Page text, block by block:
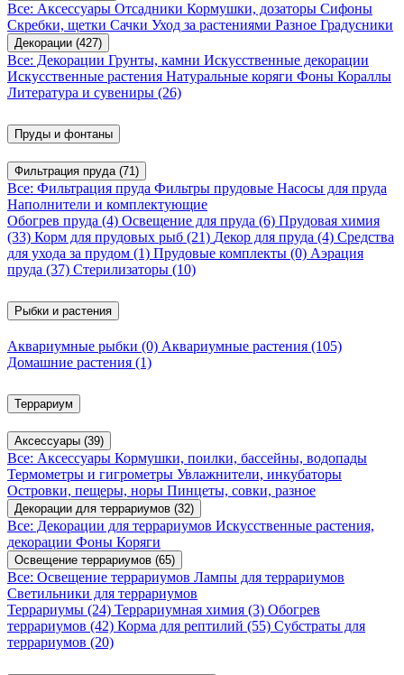
Все: Аксессуары Отсадники Кормушки, дозаторы Сифоны
Скребки, щетки Сачки Уход за растениями Разное Градусники
Декорации (427)
Все: Декорации Грунты, камни Искусственные декорации
Искусственные растения Натуральные коряги Фоны Кораллы
Литература и сувениры (26)
Пруды и фонтаны
Фильтрация пруда (71)
Все: Фильтрация пруда Фильтры прудовые Насосы для пруда
Наполнители и комплектующие
Обогрев пруда (4) Освещение для пруда (6) Прудовая химия
(33) Корм для прудовых рыб (21) Декор для пруда (4) Средства
для ухода за прудом (1) Прудовые комплекты (0) Аэрация
пруда (37) Стерилизаторы (10)
Рыбки и растения
Аквариумные рыбки (0) Аквариумные растения (105)
Домашние растения (1)
Террариум
Аксессуары (39)
Все: Аксессуары Кормушки, поилки, бассейны, водопады
Термометры и гигрометры Увлажнители, инкубаторы
Островки, пещеры, норы Пинцеты, совки, разное
Декорации для террариумов (32)
Все: Декорации для террариумов Искусственные растения,
декорации Фоны Коряги
Освещение террариумов (65)
Все: Освещение террариумов Лампы для террариумов
Светильники для террариумов
Террариумы (24) Террариумная химия (3) Обогрев
террариумов (42) Корма для рептилий (55) Субстраты для
террариумов (20)